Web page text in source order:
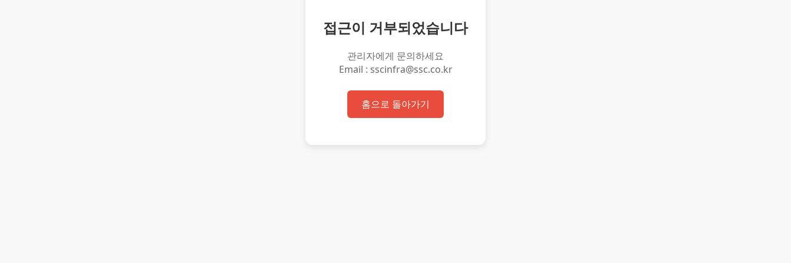
접근이 거부되었습니다
관리자에게 문의하세요
Email : sscinfra@ssc.co.kr
홈으로 돌아가기